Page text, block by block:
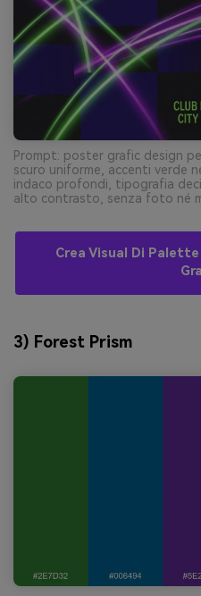
Prompt: poster grafic design
scuro uniforme, accenti verde
indaco profondi, tipografia
alto contrasto, senza foto né
Crea Visual Di Palette
3) Forest Prism